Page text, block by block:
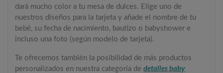
dará mucho color a tu mesa de dulces. Elige uno de
nuestros diseños para la tarjeta y añade el nombre de tu
bebé, su fecha de nacimiento, bautizo o babyshower e
incluso una foto (según modelo de tarjeta).
Te ofrecemos también la posibilidad de más productos
personalizados en nuestra categoría dedetalles baby